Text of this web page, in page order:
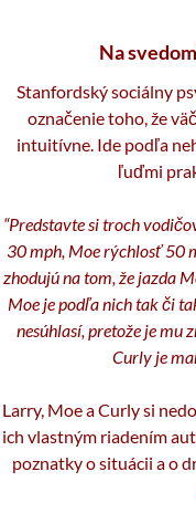
Na
Stanfordský sociálny
označenie toho, že
intuitívne. Ide podľa
ľuďmi
“Predstavte si troch
30 mph, Moe rýchlosť 50
zhodujú na tom, že jazda
Moe je podľa nich tak či
nesúhlasí, pretože je mu
Curly je
Larry, Moe a Curly si
ich vlastným riadením
poznatky o situácii a o